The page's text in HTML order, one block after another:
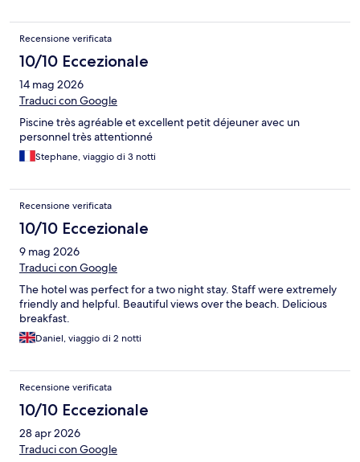
Recensione verificata
10/10 Eccezionale
14 mag 2026
Traduci con Google
Piscine très agréable et excellent petit déjeuner avec un
personnel très attentionné
Stephane, viaggio di 3 notti
Recensione verificata
10/10 Eccezionale
9 mag 2026
Traduci con Google
The hotel was perfect for a two night stay. Staff were extremely
friendly and helpful. Beautiful views over the beach. Delicious
breakfast.
Daniel, viaggio di 2 notti
Recensione verificata
10/10 Eccezionale
28 apr 2026
Traduci con Google